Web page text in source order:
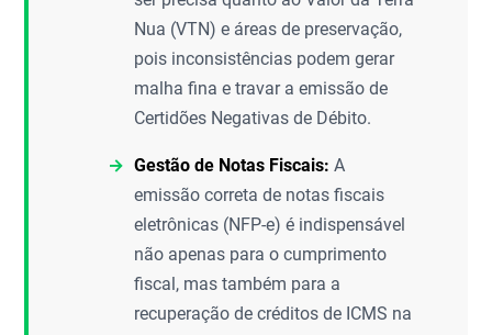
Nua (VTN) e áreas de preservação,
pois inconsistências podem gerar
malha fina e travar a emissão de
Certidões Negativas de Débito.
Gestão de Notas Fiscais: A
emissão correta de notas fiscais
eletrônicas (NFP-e) é indispensável
não apenas para o cumprimento
fiscal, mas também para a
recuperação de créditos de ICMS na